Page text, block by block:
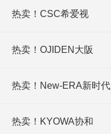
热卖！CSC希爱视
热卖！OJIDEN大阪
热卖！New-ERA新时代
热卖！KYOWA协和